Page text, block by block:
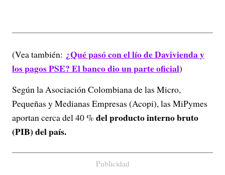
(Vea también: ¿Qué pasó con el lío de Davivienda y
los pagos PSE? El banco dio un parte oficial)
Según la Asociación Colombiana de las Micro,
Pequeñas y Medianas Empresas (Acopi), las MiPymes
aportan cerca del 40 % del producto interno bruto
(PIB) del país.
Publicidad